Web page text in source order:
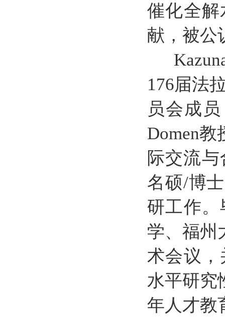
催化全
献，被公
176届法
员会成
Domen
际交流
名硕/博
研工作
学、福州
术会议，
水平研究
年人才教